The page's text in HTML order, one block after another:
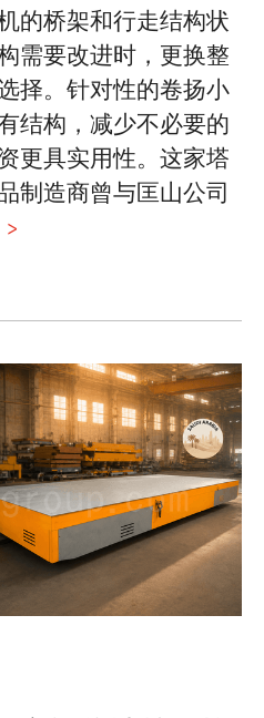
的桥架和行走结构状
需要改进时，更换整
择。针对性的卷扬小
结构，减少不必要的
更具实用性。这家塔
制造商曾与匡山公司